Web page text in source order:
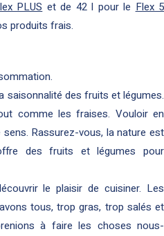
PLUS et de 42 l pour le Flex 5
produits frais.
saisonnalité des fruits et légumes.
comme les fraises. Vouloir en
sens. Rassurez-vous, la nature est
des fruits et légumes pour
le plaisir de cuisiner. Les
tous, trop gras, trop salés et
à faire les choses nous-